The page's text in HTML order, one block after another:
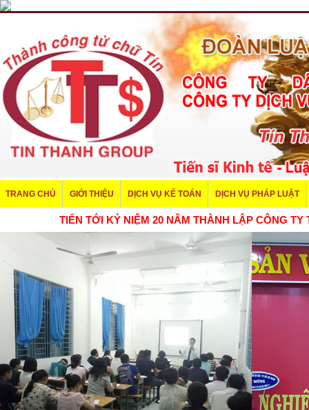
TRANG CHỦ GIỚI THIỆU DỊCH VỤ KẾ TOÁN DỊCH VỤ PHÁP LUẬT
TIẾN TỚI KỶ NIỆM 20 NĂM THÀNH LẬP CÔNG TY TÍN